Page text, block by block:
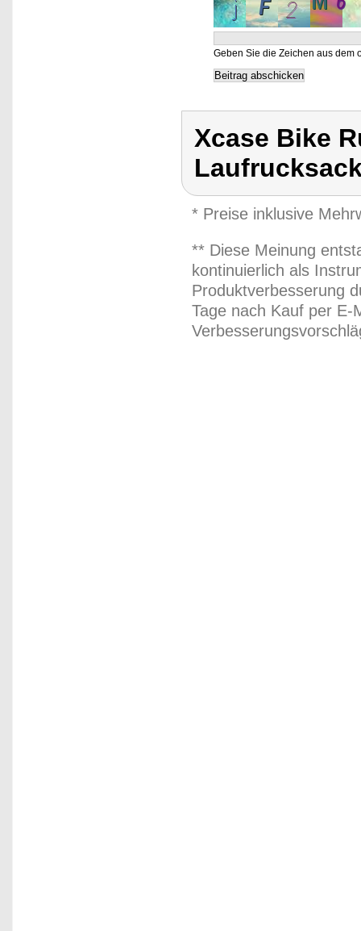
Geben Sie die Zeichen aus dem
Xcase Bike
* Preise inklusive
** Diese Meinung
kontinuierlich als
Produktverbesserung
Tage nach Kauf per E-